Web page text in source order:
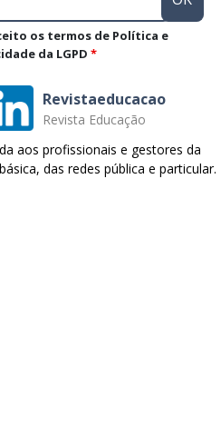
os termos de Política e
da LGPD *
Revistaeducacao
Revista Educação
aos profissionais e gestores da
das redes pública e particular.